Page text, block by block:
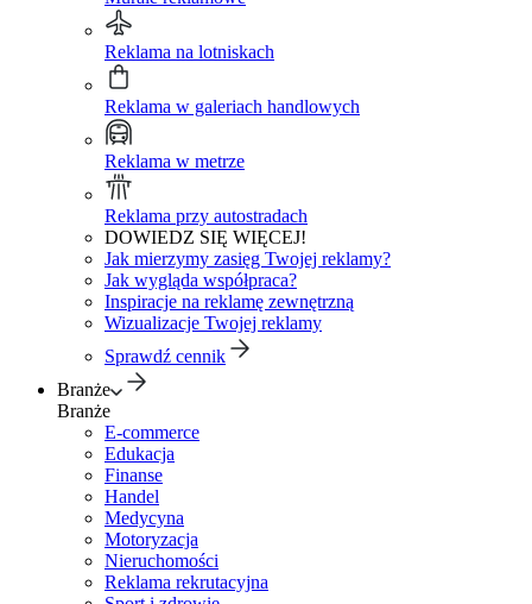
Reklama na lotniskach
Reklama w galeriach handlowych
Reklama w metrze
Reklama przy autostradach
DOWIEDZ SIĘ WIĘCEJ!
Jak mierzymy zasięg Twojej reklamy?
Jak wygląda współpraca?
Inspiracje na reklamę zewnętrzną
Wizualizacje Twojej reklamy
Sprawdź cennik
Branże
Branże
E-commerce
Edukacja
Finanse
Handel
Medycyna
Motoryzacja
Nieruchomości
Reklama rekrutacyjna